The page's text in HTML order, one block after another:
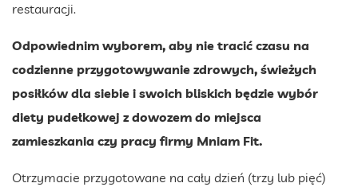
restauracji.
Odpowiednim wyborem, aby nie tracić czasu na
codzienne przygotowywanie zdrowych, świeżych
posiłków dla siebie i swoich bliskich będzie wybór
diety pudełkowej z dowozem do miejsca
zamieszkania czy pracy firmy Mniam Fit.
Otrzymacie przygotowane na cały dzień (trzy lub pięć)